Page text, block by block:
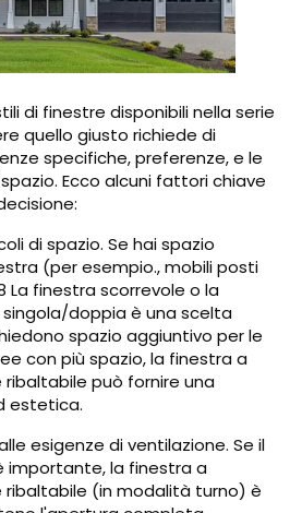
di finestre disponibili nella serie
quello giusto richiede di
specifiche, preferenze, e le
Ecco alcuni fattori chiave
di spazio. Se hai spazio
(per esempio., mobili posti
La finestra scorrevole o la
doppia è una scelta
spazio aggiuntivo per le
con più spazio, la finestra a
può fornire una
estetica.
esigenze di ventilazione. Se il
importante, la finestra a
(in modalità turno) è